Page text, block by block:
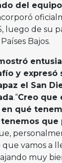
del
luego de su
Bajos.
y expresó
el San
.“Creo que
qué
que
vamos a
muy